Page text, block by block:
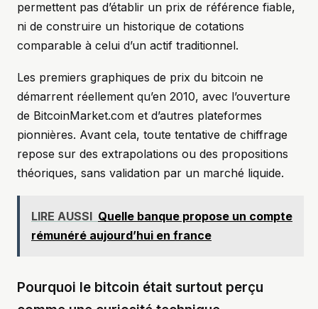
permettent pas d’établir un prix de référence fiable,
ni de construire un historique de cotations
comparable à celui d’un actif traditionnel.
Les premiers graphiques de prix du bitcoin ne
démarrent réellement qu’en 2010, avec l’ouverture
de BitcoinMarket.com et d’autres plateformes
pionnières. Avant cela, toute tentative de chiffrage
repose sur des extrapolations ou des propositions
théoriques, sans validation par un marché liquide.
LIRE AUSSI Quelle banque propose un compte
rémunéré aujourd’hui en france
Pourquoi le bitcoin était surtout perçu